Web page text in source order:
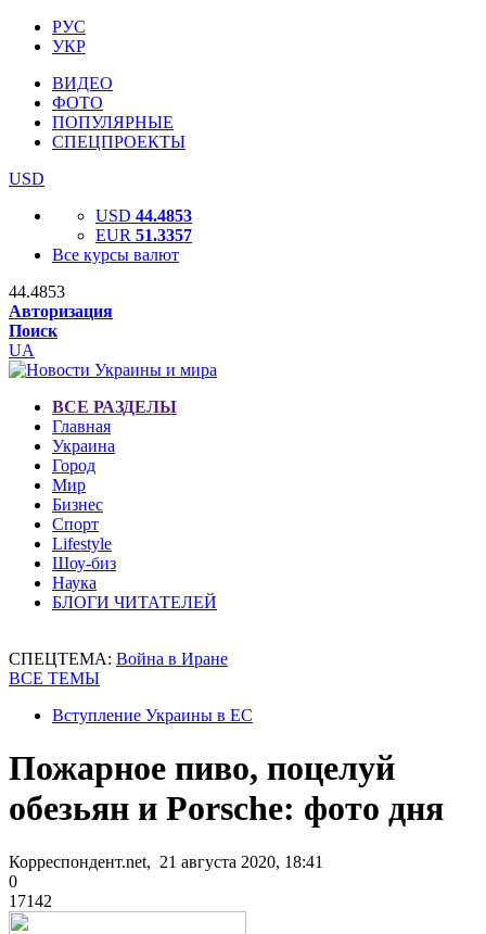
РУС
УКР
ВИДЕО
ФОТО
ПОПУЛЯРНЫЕ
СПЕЦПРОЕКТЫ
USD
USD 44.4853
EUR 51.3357
Все курсы валют
44.4853
Авторизация
Поиск
UA
ВСЕ РАЗДЕЛЫ
Главная
Украина
Город
Мир
Бизнес
Спорт
Lifestyle
Шоу-биз
Наука
БЛОГИ ЧИТАТЕЛЕЙ
СПЕЦТЕМА: Война в Иране
ВСЕ ТЕМЫ
Вступление Украины в ЕС
Пожарное пиво, поцелуй
обезьян и Porsche: фото дня
Корреспондент.net, 21 августа 2020, 18:41
0
17142